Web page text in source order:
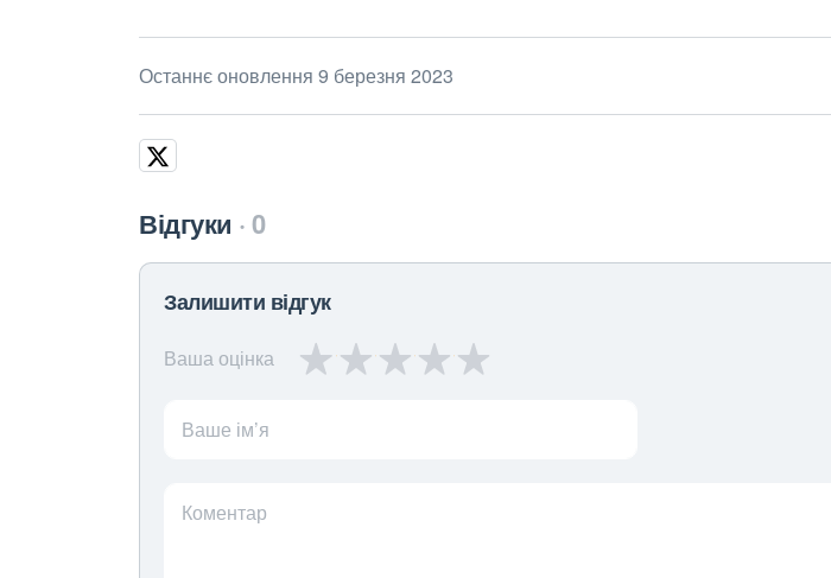
Останнє оновлення 9 березня 2023
Відгуки 0
Залишити відгук
Ваша оцінка
Ваше ім’я
Коментар